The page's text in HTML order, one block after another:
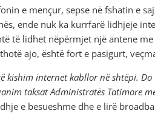
e mençur, sepse në fshatin e
ende nuk ka kurrfarë lidhjeje
të lidhet nëpërmjet një antene
ajo, është fort e pasigurt,
kishim internet kabllor në shtëpi.
taksat Administratës Tatimore
e besueshme dhe e lirë